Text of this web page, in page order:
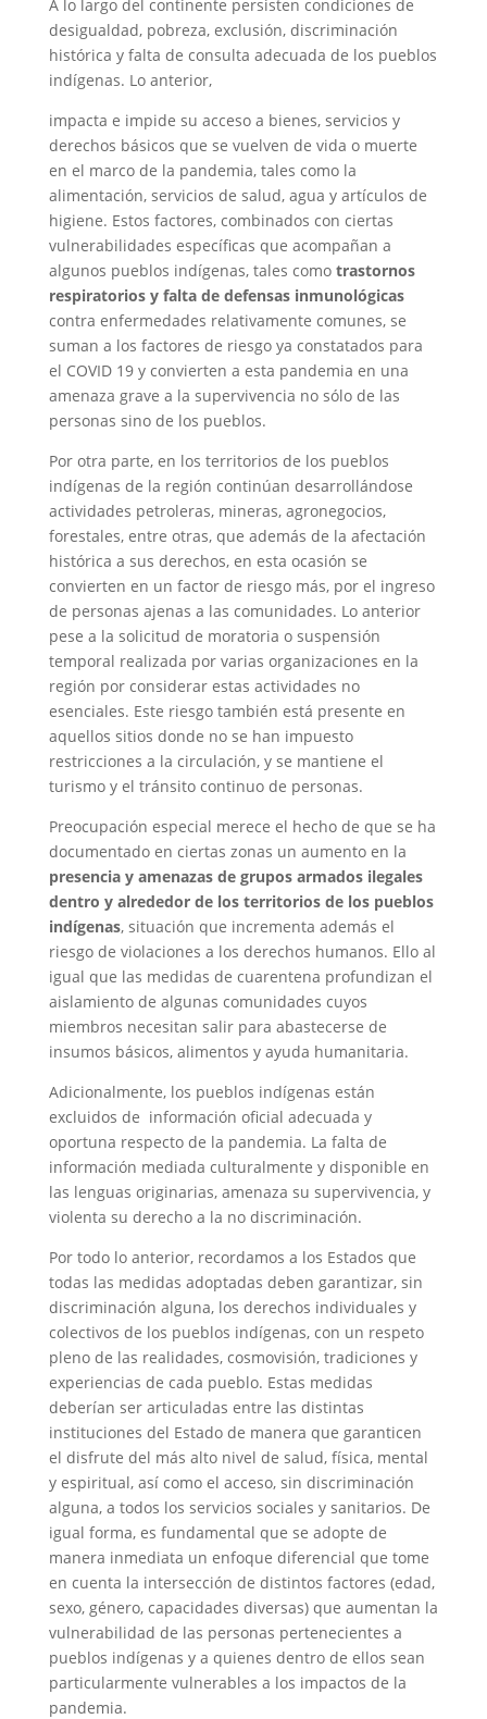
A lo largo del continente persisten condiciones de
desigualdad, pobreza, exclusión, discriminación
histórica y falta de consulta adecuada de los pueblos
indígenas. Lo anterior,
impacta e impide su acceso a bienes, servicios y
derechos básicos que se vuelven de vida o muerte
en el marco de la pandemia, tales como la
alimentación, servicios de salud, agua y artículos de
higiene. Estos factores, combinados con ciertas
vulnerabilidades específicas que acompañan a
algunos pueblos indígenas, tales como trastornos
respiratorios y falta de defensas inmunológicas
contra enfermedades relativamente comunes, se
suman a los factores de riesgo ya constatados para
el COVID 19 y convierten a esta pandemia en una
amenaza grave a la supervivencia no sólo de las
personas sino de los pueblos.
Por otra parte, en los territorios de los pueblos
indígenas de la región continúan desarrollándose
actividades petroleras, mineras, agronegocios,
forestales, entre otras, que además de la afectación
histórica a sus derechos, en esta ocasión se
convierten en un factor de riesgo más, por el ingreso
de personas ajenas a las comunidades. Lo anterior
pese a la solicitud de moratoria o suspensión
temporal realizada por varias organizaciones en la
región por considerar estas actividades no
esenciales. Este riesgo también está presente en
aquellos sitios donde no se han impuesto
restricciones a la circulación, y se mantiene el
turismo y el tránsito continuo de personas.
Preocupación especial merece el hecho de que se ha
documentado en ciertas zonas un aumento en la
presencia y amenazas de grupos armados ilegales
dentro y alrededor de los territorios de los pueblos
indígenas, situación que incrementa además el
riesgo de violaciones a los derechos humanos. Ello al
igual que las medidas de cuarentena profundizan el
aislamiento de algunas comunidades cuyos
miembros necesitan salir para abastecerse de
insumos básicos, alimentos y ayuda humanitaria.
Adicionalmente, los pueblos indígenas están
excluidos de información oficial adecuada y
oportuna respecto de la pandemia. La falta de
información mediada culturalmente y disponible en
las lenguas originarias, amenaza su supervivencia, y
violenta su derecho a la no discriminación.
Por todo lo anterior, recordamos a los Estados que
todas las medidas adoptadas deben garantizar, sin
discriminación alguna, los derechos individuales y
colectivos de los pueblos indígenas, con un respeto
pleno de las realidades, cosmovisión, tradiciones y
experiencias de cada pueblo. Estas medidas
deberían ser articuladas entre las distintas
instituciones del Estado de manera que garanticen
el disfrute del más alto nivel de salud, física, mental
y espiritual, así como el acceso, sin discriminación
alguna, a todos los servicios sociales y sanitarios. De
igual forma, es fundamental que se adopte de
manera inmediata un enfoque diferencial que tome
en cuenta la intersección de distintos factores (edad,
sexo, género, capacidades diversas) que aumentan la
vulnerabilidad de las personas pertenecientes a
pueblos indígenas y a quienes dentro de ellos sean
particularmente vulnerables a los impactos de la
pandemia.